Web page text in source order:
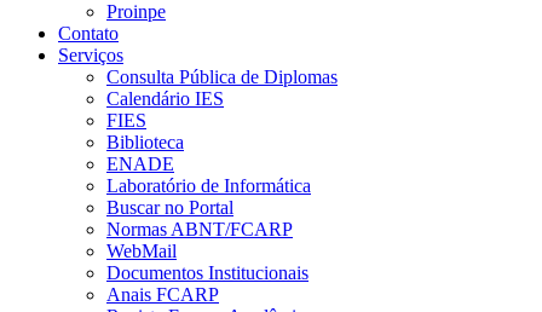
Proinpe
Contato
Serviços
Consulta Pública de Diplomas
Calendário IES
FIES
Biblioteca
ENADE
Laboratório de Informática
Buscar no Portal
Normas ABNT/FCARP
WebMail
Documentos Institucionais
Anais FCARP